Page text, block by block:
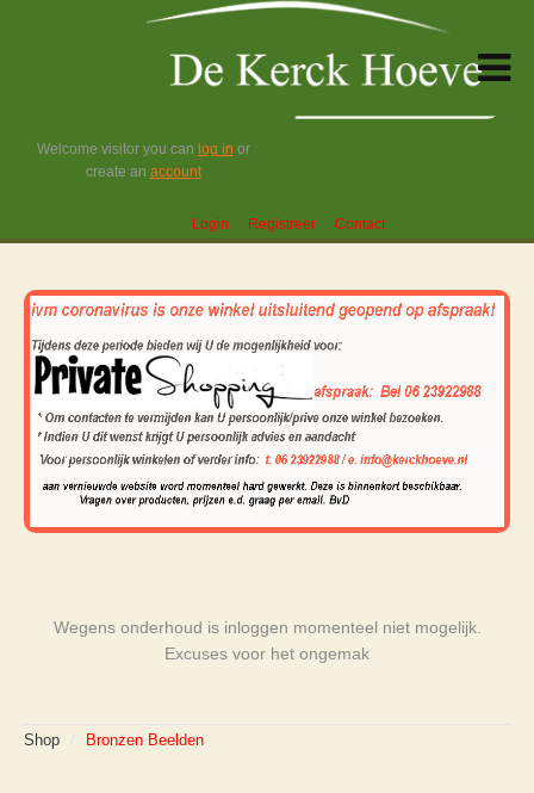
Welcome visitor you can log in or
create an account
Login Registreer Contact
Wegens onderhoud is inloggen momenteel niet mogelijk.
Excuses voor het ongemak
Shop Bronzen Beelden